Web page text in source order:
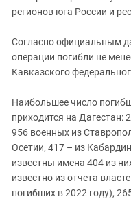
регионов юга России и
Согласно официальным
операции погибли не
Кавказского
Наибольшее число
приходится на Дагестан:
956 военных из
Осетии, 417 – из
известны имена 404 из
известно из отчета
погибших в 2022 году),